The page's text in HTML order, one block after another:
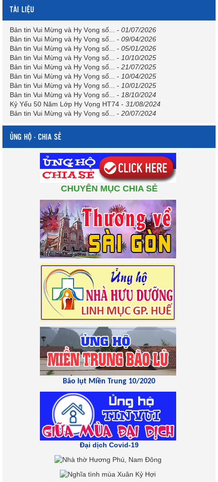
TÀI LIỆU
Bản tin Vui Mừng và Hy Vọng số... - 01/07/2026
Bản tin Vui Mừng và Hy Vọng số...
- 09/04/2026
Bản tin Vui Mừng và Hy Vọng số...
- 05/01/2026
Bản tin Vui Mừng và Hy Vọng số...
- 10/10/2025
Bản tin Vui Mừng và Hy Vọng số...
- 21/07/2025
Bản tin Vui Mừng và Hy Vọng số...
- 10/04/2025
Bản tin Vui Mừng và Hy Vọng số...
- 10/01/2025
Bản tin Vui Mừng và Hy Vọng số...
- 18/10/2024
Kỷ Yếu 50 Năm Lớp Hy Vọng HT74 - 31/08/2024
Bản tin Vui Mừng và Hy Vọng số...
- 20/07/2024
ỦNG HỘ - CHIA SẺ
CHUYÊN MỤC CHIA SẺ
Bão lụt Miền Trung 10/2020
Đại dịch Covid-19